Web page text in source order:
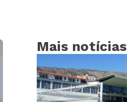
Mais notícias